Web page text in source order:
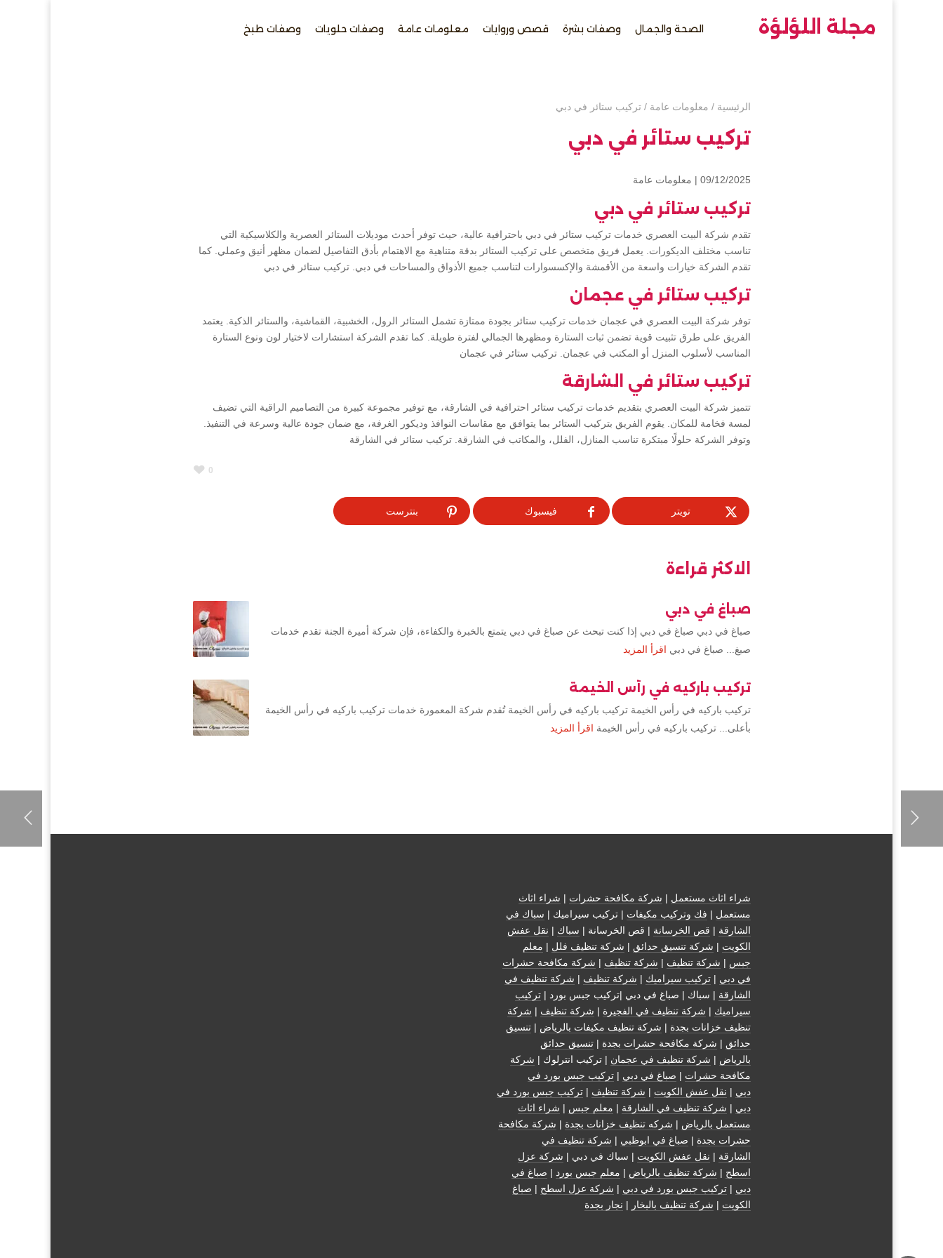
مجلة اللؤلؤة الصحة والجمال وصفات بشرة قصص وروايات معلومات عامة وصفات حلويات وصفات طبخ
الرئيسية / معلومات عامة /تركيب ستائر في دبي
تركيب ستائر في دبي
09/12/2025 | معلومات عامة
تركيب ستائر في دبي
تقدم شركة البيت العصري خدمات تركيب ستائر في دبي باحترافية عالية، حيث توفر أحدث موديلات الستائر العصرية والكلاسيكية التي
تناسب مختلف الديكورات. يعمل فريق متخصص على تركيب الستائر بدقة متناهية مع الاهتمام بأدق التفاصيل لضمان مظهر أنيق وعملي. كما
تقدم الشركة خيارات واسعة من الأقمشة والإكسسوارات لتناسب جميع الأذواق والمساحات في دبي. تركيب ستائر في دبي
تركيب ستائر في عجمان
توفر شركة البيت العصري في عجمان خدمات تركيب ستائر بجودة ممتازة تشمل الستائر الرول، الخشبية، القماشية، والستائر الذكية. يعتمد
الفريق على طرق تثبيت قوية تضمن ثبات الستارة ومظهرها الجمالي لفترة طويلة. كما تقدم الشركة استشارات لاختيار لون ونوع الستارة
المناسب لأسلوب المنزل أو المكتب في عجمان. تركيب ستائر في عجمان
تركيب ستائر في الشارقة
تتميز شركة البيت العصري بتقديم خدمات تركيب ستائر احترافية في الشارقة، مع توفير مجموعة كبيرة من التصاميم الراقية التي تضيف
لمسة فخامة للمكان. يقوم الفريق بتركيب الستائر بما يتوافق مع مقاسات النوافذ وديكور الغرفة، مع ضمان جودة عالية وسرعة في التنفيذ.
وتوفر الشركة حلولًا مبتكرة تناسب المنازل، الفلل، والمكاتب في الشارقة. تركيب ستائر في الشارقة
0
تويتر فيسبوك بنترست
الاكثر قراءة
صباغ في دبي
صباغ في دبي صباغ في دبي إذا كنت تبحث عن صباغ في دبي يتمتع بالخبرة والكفاءة، فإن شركة أميرة الجنة تقدم خدمات
صبغ... صباغ في دبي اقرأ المزيد
تركيب باركيه في رأس الخيمة
تركيب باركيه في رأس الخيمة تركيب باركيه في رأس الخيمة تُقدم شركة المعمورة خدمات تركيب باركيه في رأس الخيمة
بأعلى... تركيب باركيه في رأس الخيمة اقرأ المزيد
شراء اثاث مستعمل | شركة مكافحة حشرات | شراء اثاث
مستعمل | فك وتركيب مكيفات | تركيب سيراميك | سباك في
الشارقة | قص الخرسانة | قص الخرسانة | سباك | نقل عفش
الكويت | شركة تنسيق حدائق | شركة تنظيف فلل | معلم
جبس | شركة تنظيف | شركة تنظيف | شركة مكافحة حشرات
في دبي |تركيب سيراميك | شركة تنظيف | شركة تنظيف في
الشارقة | سباك | صباغ في دبي |تركيب جبس بورد |تركيب
سيراميك | شركة تنظيف في الفجيرة | شركة تنظيف | شركة
تنظيف خزانات بجدة | شركة تنظيف مكيفات بالرياض |تنسيق
حدائق | شركة مكافحة حشرات بجدة |تنسيق حدائق
بالرياض | شركة تنظيف في عجمان | تركيب انترلوك | شركة
مكافحة حشرات | صباغ في دبي |تركيب جبس بورد في
دبي | نقل عفش الكويت | شركة تنظيف |تركيب جبس بورد في
دبي | شركة تنظيف في الشارقة | معلم جبس | شراء اثاث
مستعمل بالرياض | شركه تنظيف خزانات بجدة | شركة مكافحة
حشرات بجدة | صباغ في ابوظبي | شركة تنظيف في
الشارقة | نقل عفش الكويت | سباك في دبي | شركة عزل
اسطح | شركة تنظيف بالرياض | معلم جبس بورد | صباغ في
دبي |تركيب جبس بورد في دبي | شركة عزل اسطح | صباغ
الكويت | شركة تنظيف بالبخار | نجار بجدة